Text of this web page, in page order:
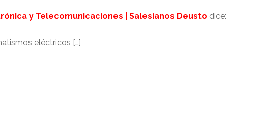
y Telecomunicaciones | Salesianos Deusto dice:
eléctricos […]